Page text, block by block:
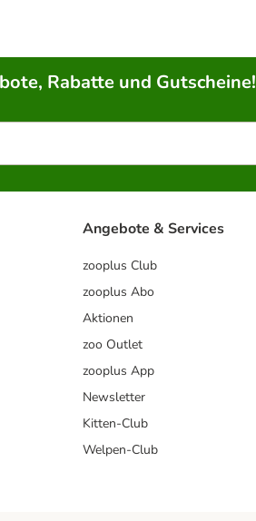
Rabatte und Gutscheine!
Angebote & Services
zooplus Club
zooplus Abo
Aktionen
zoo Outlet
zooplus App
Newsletter
Kitten-Club
Welpen-Club